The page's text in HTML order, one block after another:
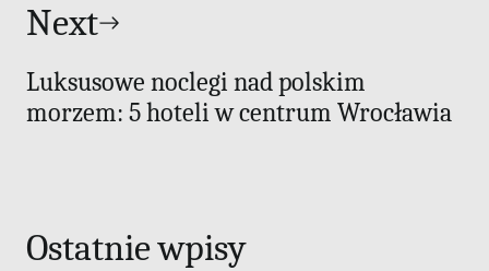
Next
Luksusowe noclegi nad polskim
morzem: 5 hoteli w centrum Wrocławia
Ostatnie wpisy